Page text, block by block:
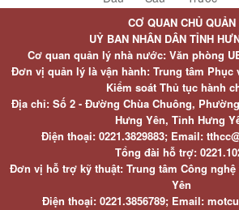
CƠ QUAN CHỦ QUẢN
UỶ BAN NHÂN DÂN TỈNH
Cơ quan quản lý nhà nước: Văn phòng
Đơn vị quản lý là vận hành: Trung tâm Phục
Kiểm soát Thủ tục hành
Địa chỉ: Số 2 - Đường Chùa Chuông,
Hưng Yên, Tỉnh Hưng
Điện thoại: 0221.3829883; Email:
Tổng đài hỗ trợ:
Đơn vị hỗ trợ kỹ thuật: Trung tâm Công
Yên
Điện thoại: 0221.3856789; Email: